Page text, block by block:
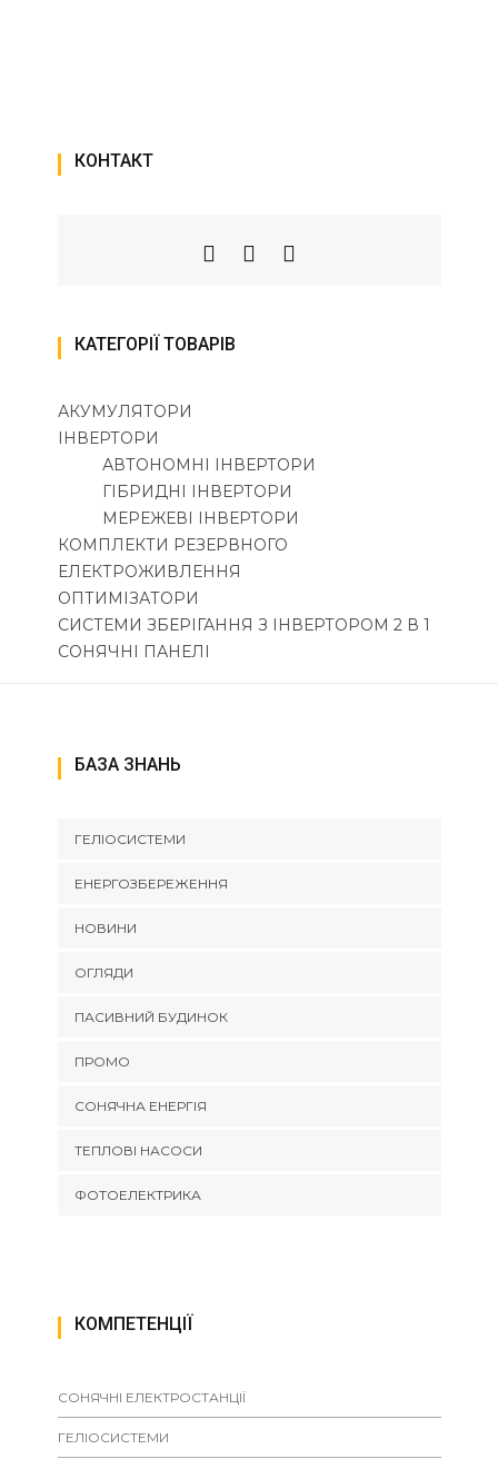
КОНТАКТ
КАТЕГОРІЇ ТОВАРІВ
АКУМУЛЯТОРИ
ІНВЕРТОРИ
АВТОНОМНІ ІНВЕРТОРИ
ГІБРИДНІ ІНВЕРТОРИ
МЕРЕЖЕВІ ІНВЕРТОРИ
КОМПЛЕКТИ РЕЗЕРВНОГО
ЕЛЕКТРОЖИВЛЕННЯ
ОПТИМІЗАТОРИ
СИСТЕМИ ЗБЕРІГАННЯ З ІНВЕРТОРОМ 2 В 1
СОНЯЧНІ ПАНЕЛІ
БАЗА ЗНАНЬ
ГЕЛІОСИСТЕМИ
ЕНЕРГОЗБЕРЕЖЕННЯ
НОВИНИ
ОГЛЯДИ
ПАСИВНИЙ БУДИНОК
ПРОМО
СОНЯЧНА ЕНЕРГІЯ
ТЕПЛОВІ НАСОСИ
ФОТОЕЛЕКТРИКА
КОМПЕТЕНЦІЇ
СОНЯЧНІ ЕЛЕКТРОСТАНЦІЇ
ГЕЛІОСИСТЕМИ